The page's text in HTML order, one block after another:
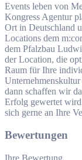
Events leben von
Kongress Agentur
Ort in Deutschland
Locations dem
dem Pfalzbau
der Location, die
Raum für Ihre
dann schaffen wir
Erfolg gewertet
sich gerne an Ihre
Bewertungen